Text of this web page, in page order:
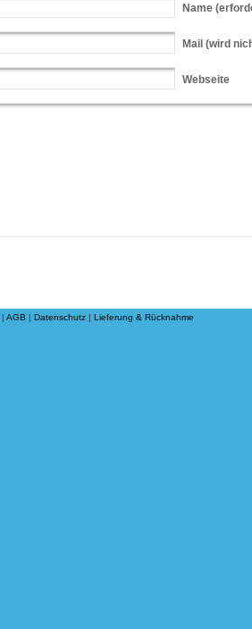
Name
Mail (wird
Webseite
| AGB | Datenschutz | Lieferung & Rücknahme